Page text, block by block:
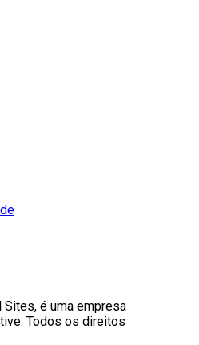
é uma empresa
Todos os direitos